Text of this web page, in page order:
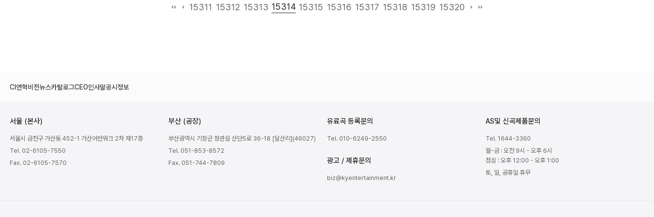
15311 15312 15313 15314 15315 15316 15317 15318 15319 15320
다음맨끝
CI 연혁비전뉴스카탈로그CEO인사말공시정보
서울 (본사)
서울시 금천구 가산동 452-1 가산어반워크 2차 제17층
Tel. 02-6105-7550
Fax. 02-6105-7570
부산 (공장)
부산광역시 기장군 정관읍 산단5로 36-18 [달산리](46027)
Tel. 051-853-8572
Fax. 051-744-7809
유료곡 등록문의
Tel. 010-6249-2550
광고 / 제휴문의
biz@kyentertainment.kr
AS및 신곡제품문의
Tel. 1644-3360
월-금 : 오전 9시 - 오후 6시
점심 : 오후 12:00 - 오후 1:00
토, 일, 공휴일 휴무